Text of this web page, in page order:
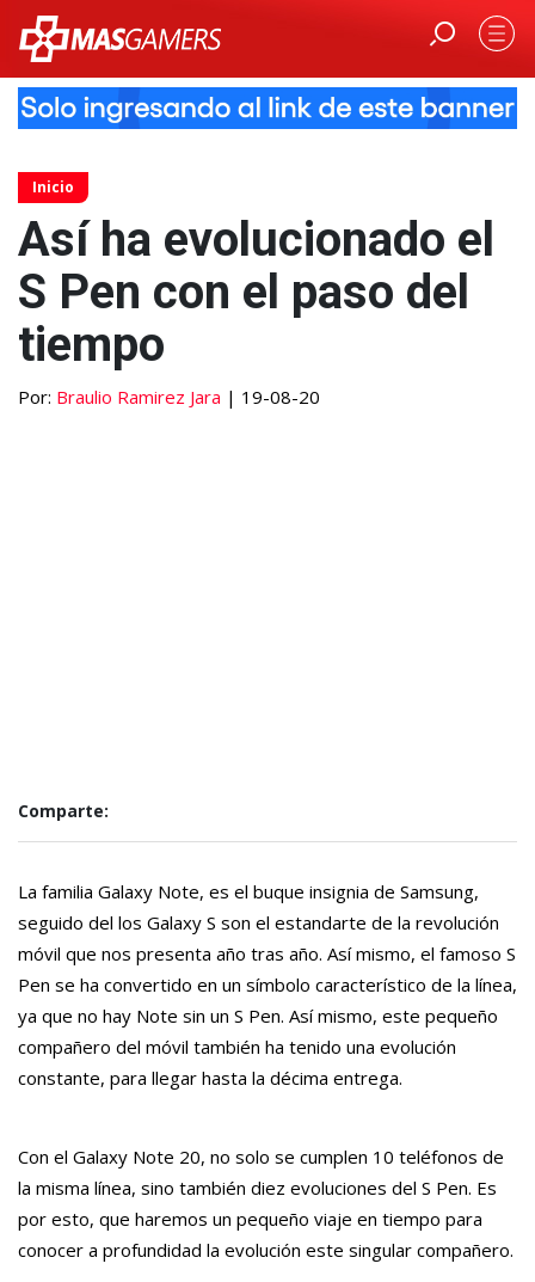
Inicio
Así ha evolucionado el
S Pen con el paso del
tiempo
Por: Braulio Ramirez Jara | 19-08-20
Comparte:
La familia Galaxy Note, es el buque insignia de Samsung,
seguido del los Galaxy S son el estandarte de la revolución
móvil que nos presenta año tras año. Así mismo, el famoso S
Pen se ha convertido en un símbolo característico de la línea,
ya que no hay Note sin un S Pen. Así mismo, este pequeño
compañero del móvil también ha tenido una evolución
constante, para llegar hasta la décima entrega.
Con el Galaxy Note 20, no solo se cumplen 10 teléfonos de
la misma línea, sino también diez evoluciones del S Pen. Es
por esto, que haremos un pequeño viaje en tiempo para
conocer a profundidad la evolución este singular compañero.